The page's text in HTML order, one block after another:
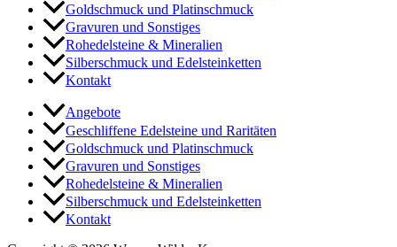
Goldschmuck und Platinschmuck
Gravuren und Sonstiges
Rohedelsteine & Mineralien
Silberschmuck und Edelsteinketten
Kontakt
Angebote
Geschliffene Edelsteine und Raritäten
Goldschmuck und Platinschmuck
Gravuren und Sonstiges
Rohedelsteine & Mineralien
Silberschmuck und Edelsteinketten
Kontakt